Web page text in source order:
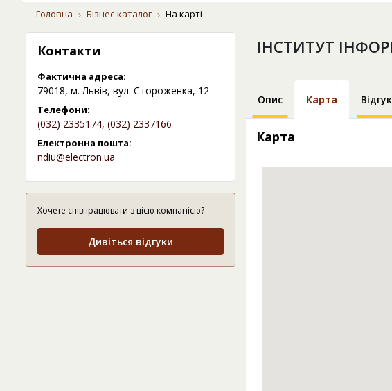
Головна Бізнес-каталог На карті
Контакти
Фактична адреса:
79018, м. Львів, вул. Стороженка, 12
Телефони:
(032) 2335174, (032) 2337166
Електронна пошта:
ndiu@electron.ua
Хочете співпрацювати з цією компанією?
Дивіться відгуки
ІНСТИТУТ
Опис Карта
Карта